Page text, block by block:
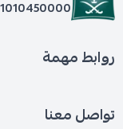
1010450000
روابط مهمة
تواصل معنا